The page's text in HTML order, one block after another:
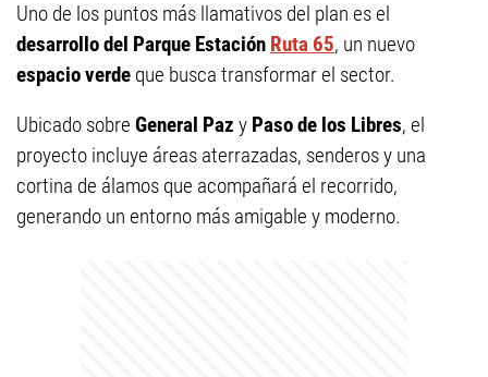
Uno de los puntos más llamativos del plan es el
desarrollo del Parque Estación Ruta 65, un nuevo
espacio verde que busca transformar el sector.
Ubicado sobre General Paz y Paso de los Libres, el
proyecto incluye áreas aterrazadas, senderos y una
cortina de álamos que acompañará el recorrido,
generando un entorno más amigable y moderno.